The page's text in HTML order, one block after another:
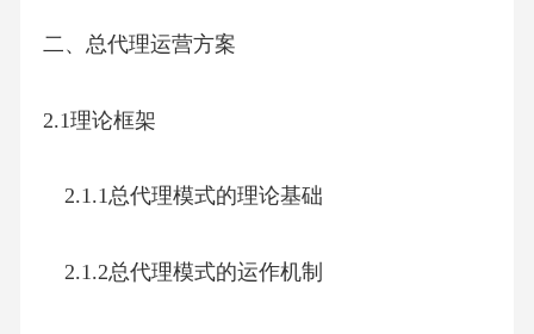
二、总代理运营方案
2.1理论框架
2.1.1总代理模式的理论基础
2.1.2总代理模式的运作机制